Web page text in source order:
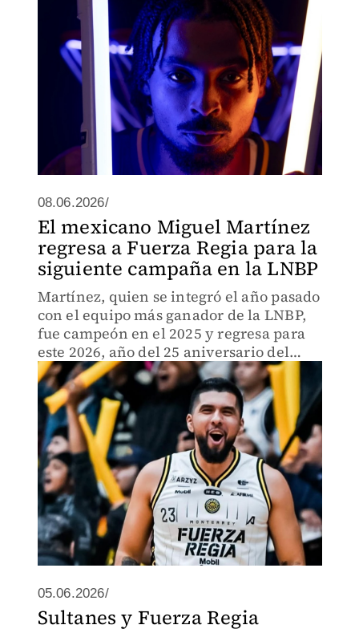
08.06.2026/
El mexicano Miguel Martínez
regresa a Fuerza Regia para la
siguiente campaña en la LNBP
Martínez, quien se integró el año pasado
con el equipo más ganador de la LNBP,
fue campeón en el 2025 y regresa para
este 2026, año del 25 aniversario del
club regiomontano.
05.06.2026/
Sultanes y Fuerza Regia